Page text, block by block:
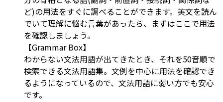
ど)の用法をすぐに調べることができます。英文を読ん
でいて理解に悩む言葉があったら、まずはここで用法
を確認しましょう。
【Grammar Box】
わからない文法用語が出てきたとき、それを50音順で
検索できる文法用語集。文例を中心に用法を確認でき
るようになっているので、文法用語に弱い方でも安心
です。